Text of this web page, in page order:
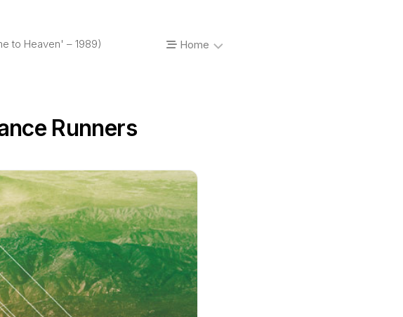
to Heaven' – 1989) Home
Prises
de
vue
Photos
de
concerts
Runners